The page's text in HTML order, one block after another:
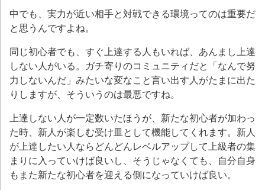
中でも、実力が近い相手と対戦できる環境ってのは重要だ
と思うんですよね。
同じ初心者でも、すぐ上達する人もいれば、あんまし上達
しない人がいる。ガチ寄りのコミュニティだと「なんで努
力しないんだ」みたいな変なこと言い出す人がたまに出た
りしますが、そういうのは最悪ですね。
上達しない人が一定数いたほうが、新たな初心者が加わっ
た時、新人が楽しむ受け皿として機能してくれます。新人
が上達したい人ならどんどんレベルアップして上級者の集
まりに入っていけば良いし、そうじゃなくても、自分自身
もまた新たな初心者を迎える側になっていけば良い。